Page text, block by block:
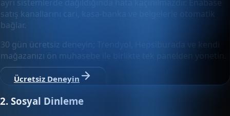
ayrı sistemlerde dağıldığında hata kaçınılmazdır. Enabase
satış kanallarını cari, kasa-banka ve belgelerle otomatik
bağlar.
30 gün ücretsiz deneyin; Trendyol, Hepsiburada ve kendi
mağazanızı ön muhasebe ile birlikte tek panelden yönetin.
Ücretsiz Deneyin
2. Sosyal Dinleme